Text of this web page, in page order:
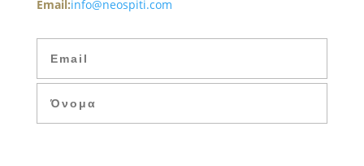
Email:info@neospiti.com